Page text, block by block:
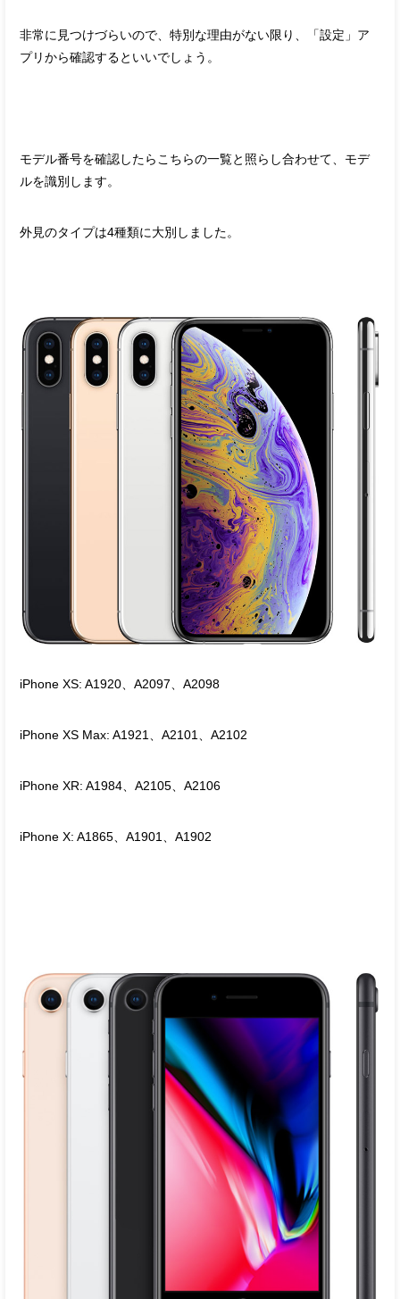
非常に見つけづらいので、特別な理由がない限り、「設定」ア
プリから確認するといいでしょう。
モデル番号を確認したらこちらの一覧と照らし合わせて、モデ
ルを識別します。
外見のタイプは4種類に大別しました。
iPhone XS: A1920、A2097、A2098
iPhone XS Max: A1921、A2101、A2102
iPhone XR: A1984、A2105、A2106
iPhone X: A1865、A1901、A1902